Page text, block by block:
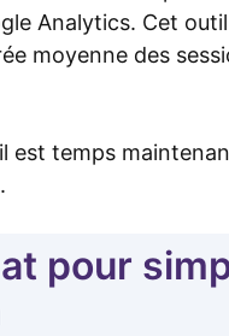
Analytics. Cet
moyenne des
est temps
pour